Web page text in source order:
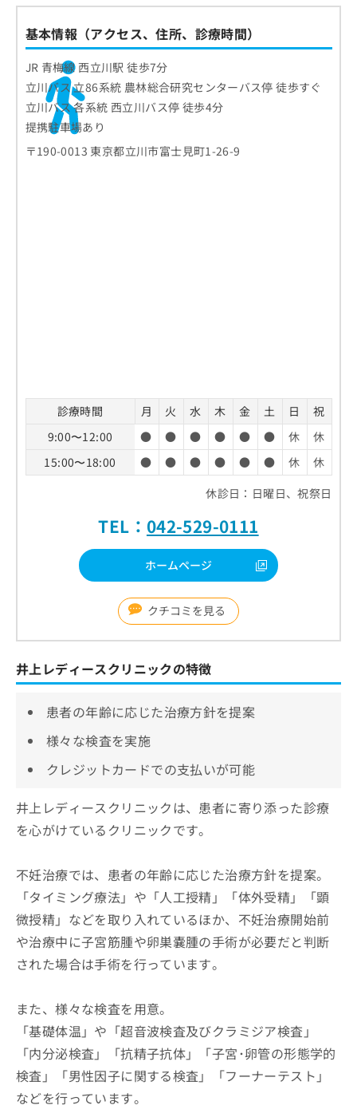
基本情報（アクセス、住所、診療時間）
JR 青梅線 西立川駅 徒歩7分
立川バス 立86系統 農林総合研究センターバス停 徒歩すぐ
立川バス 各系統 西立川バス停 徒歩4分
提携駐車場あり
〒190-0013 東京都立川市富士見町1-26-9
診療時間 月 火 水 木 金 土 日
祝
9:00〜12:00
● ● ● ● ● ● 休
休
15:00〜18:00
● ● ● ● ● ● 休
休
休診日：日曜日、祝祭日
TEL： 042-529-0111
ホームページ
クチコミを見る
井上レディースクリニックの特徴
患者の年齢に応じた治療方針を提案
様々な検査を実施
クレジットカードでの支払いが可能
井上レディースクリニックは、患者に寄り添った診療
を心がけているクリニックです。
不妊治療では、患者の年齢に応じた治療方針を提案。
「タイミング療法」や「人工授精」「体外受精」「顕
微授精」などを取り入れているほか、不妊治療開始前
や治療中に子宮筋腫や卵巣嚢腫の手術が必要だと判断
された場合は手術を行っています。
また、様々な検査を用意。
「基礎体温」や「超音波検査及びクラミジア検査」
「内分泌検査」「抗精子抗体」「子宮･卵管の形態学的
検査」「男性因子に関する検査」「フーナーテスト」
などを行っています。